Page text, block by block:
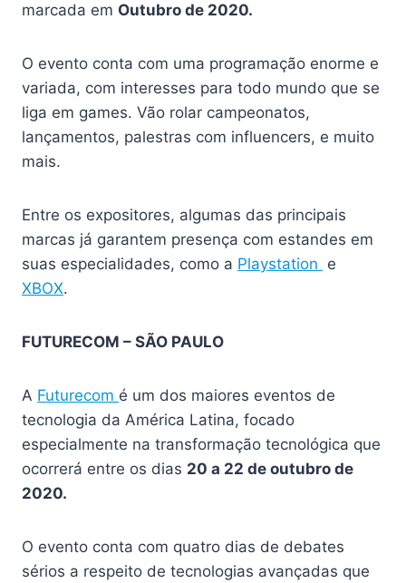
marcada em Outubro de 2020.
O evento conta com uma programação enorme e
variada, com interesses para todo mundo que se
liga em games. Vão rolar campeonatos,
lançamentos, palestras com influencers, e muito
mais.
Entre os expositores, algumas das principais
marcas já garantem presença com estandes em
suas especialidades, como a Playstation e
XBOX.
FUTURECOM – SÃO PAULO
A Futurecom é um dos maiores eventos de
tecnologia da América Latina, focado
especialmente na transformação tecnológica que
ocorrerá entre os dias 20 a 22 de outubro de
2020.
O evento conta com quatro dias de debates
sérios a respeito de tecnologias avançadas que